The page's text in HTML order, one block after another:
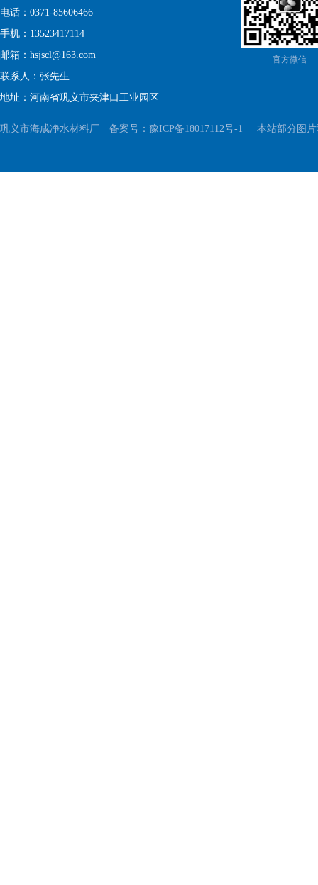
电话：0371-85606466
手机：13523417114
邮箱：hsjscl@163.com
联系人：张先生
地址：河南省巩义市夹津口工业园区
巩义市海成净水材料厂 备案号： 豫ICP备18017112号-1 本站部分图片
官方微信